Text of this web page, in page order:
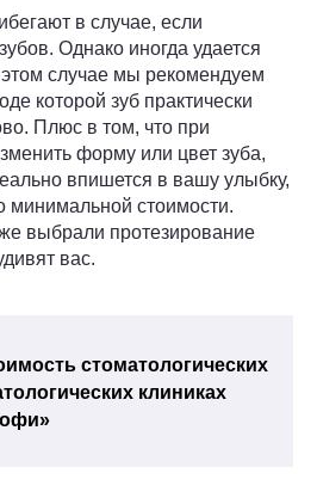
в случае, если
Однако иногда удается
этом случае мы рекомендуем
которой зуб практически
Плюс в том, что при
форму или цвет зуба,
впишется в вашу улыбку,
минимальной стоимости.
выбрали протезирование
вас.
стоматологических
клиниках